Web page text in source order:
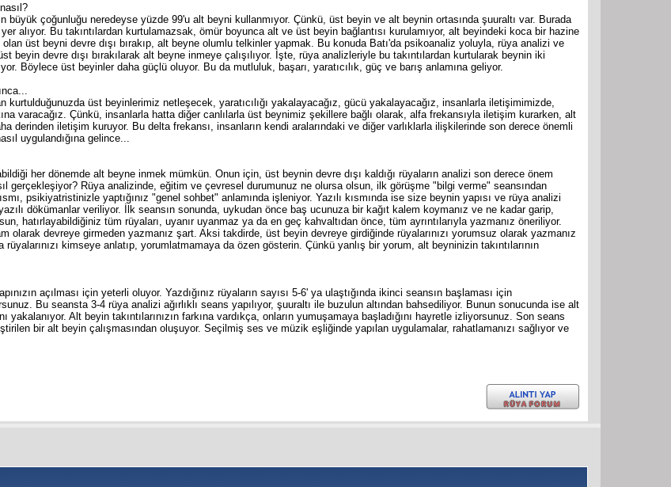
büyük çoğunluğu neredeyse yüzde 99'u alt beyni kullanmıyor. Çünkü, üst beyin ve alt beynin ortasında şuuraltı var. Burada
yer alıyor. Bu takıntılardan kurtulamazsak, ömür boyunca alt ve üst beyin bağlantısı kurulamıyor, alt beyindeki koca bir hazine
üst beyni devre dışı bırakıp, alt beyne olumlu telkinler yapmak. Bu konuda Batı'da psikoanaliz yoluyla, rüya analizi ve
beyin devre dışı bırakılarak alt beyne inmeye çalışılıyor. İşte, rüya analizleriyle bu takıntılardan kurtularak beynin iki
Böylece üst beyinler daha güçlü oluyor. Bu da mutluluk, başarı, yaratıcılık, güç ve barış anlamına geliyor.
kurtulduğunuzda üst beyinlerimiz netleşecek, yaratıcılığı yakalayacağız, gücü yakalayacağız, insanlarla iletişimimizde,
varacağız. Çünkü, insanlarla hatta diğer canlılarla üst beynimiz şekillere bağlı olarak, alfa frekansıyla iletişim kurarken, alt
derinden iletişim kuruyor. Bu delta frekansı, insanların kendi aralarındaki ve diğer varlıklarla ilişkilerinde son derece önemli
uygulandığına gelince...
her dönemde alt beyne inmek mümkün. Onun için, üst beynin devre dışı kaldığı rüyaların analizi son derece önem
gerçekleşiyor? Rüya analizinde, eğitim ve çevresel durumunuz ne olursa olsun, ilk görüşme "bilgi verme" seansından
psikiyatristinizle yaptığınız "genel sohbet" anlamında işleniyor. Yazılı kısmında ise size beynin yapısı ve rüya analizi
dökümanlar veriliyor. İlk seansın sonunda, uykudan önce baş ucunuza bir kağıt kalem koymanız ve ne kadar garip,
hatırlayabildiğiniz tüm rüyaları, uyanır uyanmaz ya da en geç kahvaltıdan önce, tüm ayrıntılarıyla yazmanız öneriliyor.
olarak devreye girmeden yazmanız şart. Aksi takdirde, üst beyin devreye girdiğinde rüyalarınızı yorumsuz olarak yazmanız
kimseye anlatıp, yorumlatmamaya da özen gösterin. Çünkü yanlış bir yorum, alt beyninizin takıntılarının
açılması için yeterli oluyor. Yazdığınız rüyaların sayısı 5-6' ya ulaştığında ikinci seansın başlaması için
Bu seansta 3-4 rüya analizi ağırlıklı seans yapılıyor, şuuraltı ile buzulun altından bahsediliyor. Bunun sonucunda ise alt
yakalanıyor. Alt beyin takıntılarınızın farkına vardıkça, onların yumuşamaya başladığını hayretle izliyorsunuz. Son seans
bir alt beyin çalışmasından oluşuyor. Seçilmiş ses ve müzik eşliğinde yapılan uygulamalar, rahatlamanızı sağlıyor ve